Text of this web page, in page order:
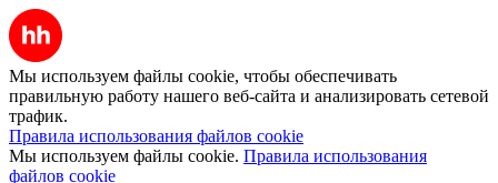
Мы используем файлы cookie, чтобы обеспечивать
правильную работу нашего веб-сайта и анализировать сетевой
трафик.
Правила использования файлов cookie
Мы используем файлы cookie. Правила использования
файлов cookie